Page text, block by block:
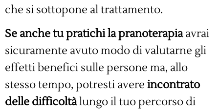
che si sottopone al trattamento.
Se anche tu pratichi la pranoterapiaavrai
sicuramente avuto modo di valutarne gli
effetti benefici sulle persone ma, allo
stesso tempo, potresti avere incontrato
delle difficoltàlungo il tuo percorso di